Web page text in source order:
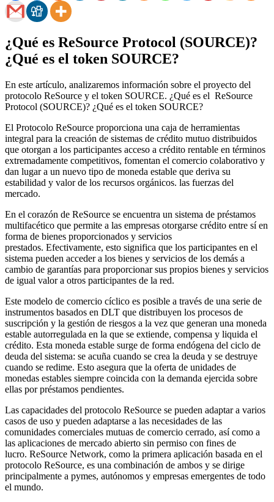
¿Qué es ReSource Protocol (SOURCE)?
¿Qué es el token SOURCE?
En este artículo, analizaremos información sobre el proyecto del
protocolo ReSource y el token SOURCE. ¿Qué es el ReSource
Protocol (SOURCE)? ¿Qué es el token SOURCE?
El Protocolo ReSource proporciona una caja de herramientas
integral para la creación de sistemas de crédito mutuo distribuidos
que otorgan a los participantes acceso a crédito rentable en términos
extremadamente competitivos, fomentan el comercio colaborativo y
dan lugar a un nuevo tipo de moneda estable que deriva su
estabilidad y valor de los recursos orgánicos. las fuerzas del
mercado.
En el corazón de ReSource se encuentra un sistema de préstamos
multifacético que permite a las empresas otorgarse crédito entre sí en
forma de bienes proporcionados y servicios
prestados. Efectivamente, esto significa que los participantes en el
sistema pueden acceder a los bienes y servicios de los demás a
cambio de garantías para proporcionar sus propios bienes y servicios
de igual valor a otros participantes de la red.
Este modelo de comercio cíclico es posible a través de una serie de
instrumentos basados ​​en DLT que distribuyen los procesos de
suscripción y la gestión de riesgos a la vez que generan una moneda
estable autorregulada en la que se extiende, compensa y liquida el
crédito. Esta moneda estable surge de forma endógena del ciclo de
deuda del sistema: se acuña cuando se crea la deuda y se destruye
cuando se redime. Esto asegura que la oferta de unidades de
monedas estables siempre coincida con la demanda ejercida sobre
ellas por préstamos pendientes.
Las capacidades del protocolo ReSource se pueden adaptar a varios
casos de uso y pueden adaptarse a las necesidades de las
comunidades comerciales mutuas de comercio cerrado, así como a
las aplicaciones de mercado abierto sin permiso con fines de
lucro. ReSource Network, como la primera aplicación basada en el
protocolo ReSource, es una combinación de ambos y se dirige
principalmente a pymes, autónomos y empresas emergentes de todo
el mundo.